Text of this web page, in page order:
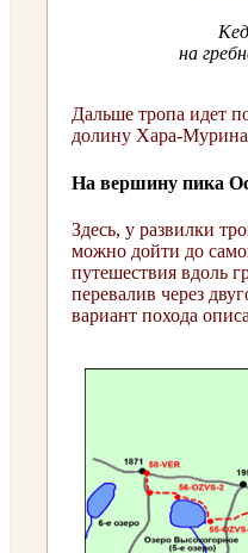
на
Дальше тропа идет
долину Хара-Мурина,
На вершину пика
Здесь, у развилки
можно дойти до
путешествия вдоль
перевалив через
вариант похода